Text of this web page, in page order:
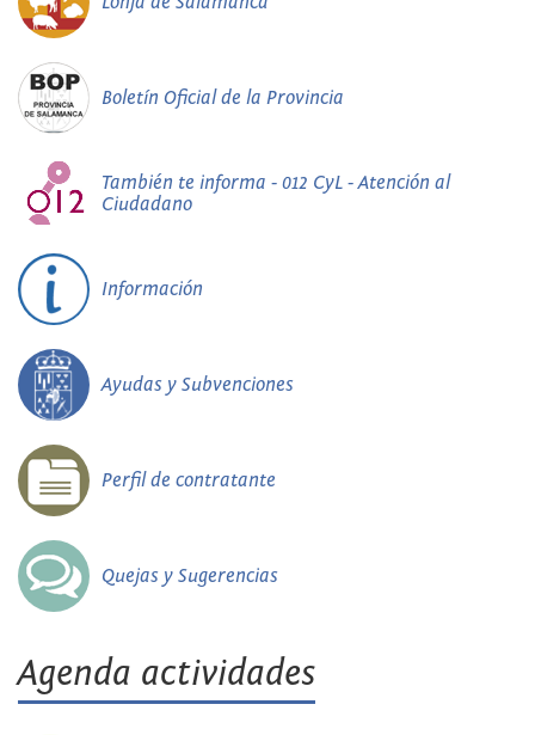
Boletín Oficial de la Provincia
También te informa - 012 CyL - Atención al
Ciudadano
Información
Ayudas y Subvenciones
Perfil de contratante
Quejas y Sugerencias
Agenda actividades